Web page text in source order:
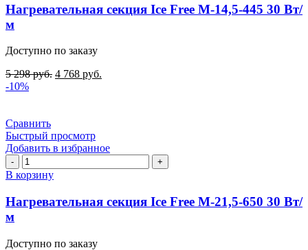
Ice
445
Вт/
м
Нагревательная секция Ice Free М-14,5-445 30 Вт/
м
Доступно по заказу
5 298руб. 4 768 руб.
-10%
Сравнить
Быстрый просмотр
Добавить в избранное
Количество
товара
секция
Ice
650
В корзину
Нагревательная секция Ice Free М-21,5-650 30 Вт/
м
Доступно по заказу